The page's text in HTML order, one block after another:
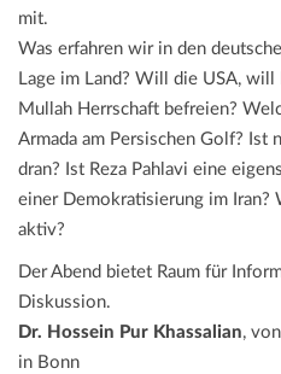
mit.
Was erfahren wir in den
Lage im Land? Will die USA,
Mullah Herrschaft befreien?
Armada am Persischen Golf? Ist
dran? Ist Reza Pahlavi eine
einer Demokratisierung im Iran?
aktiv?
Der Abend bietet Raum für
Diskussion.
Dr. Hossein Pur Khassalian,
in Bonn